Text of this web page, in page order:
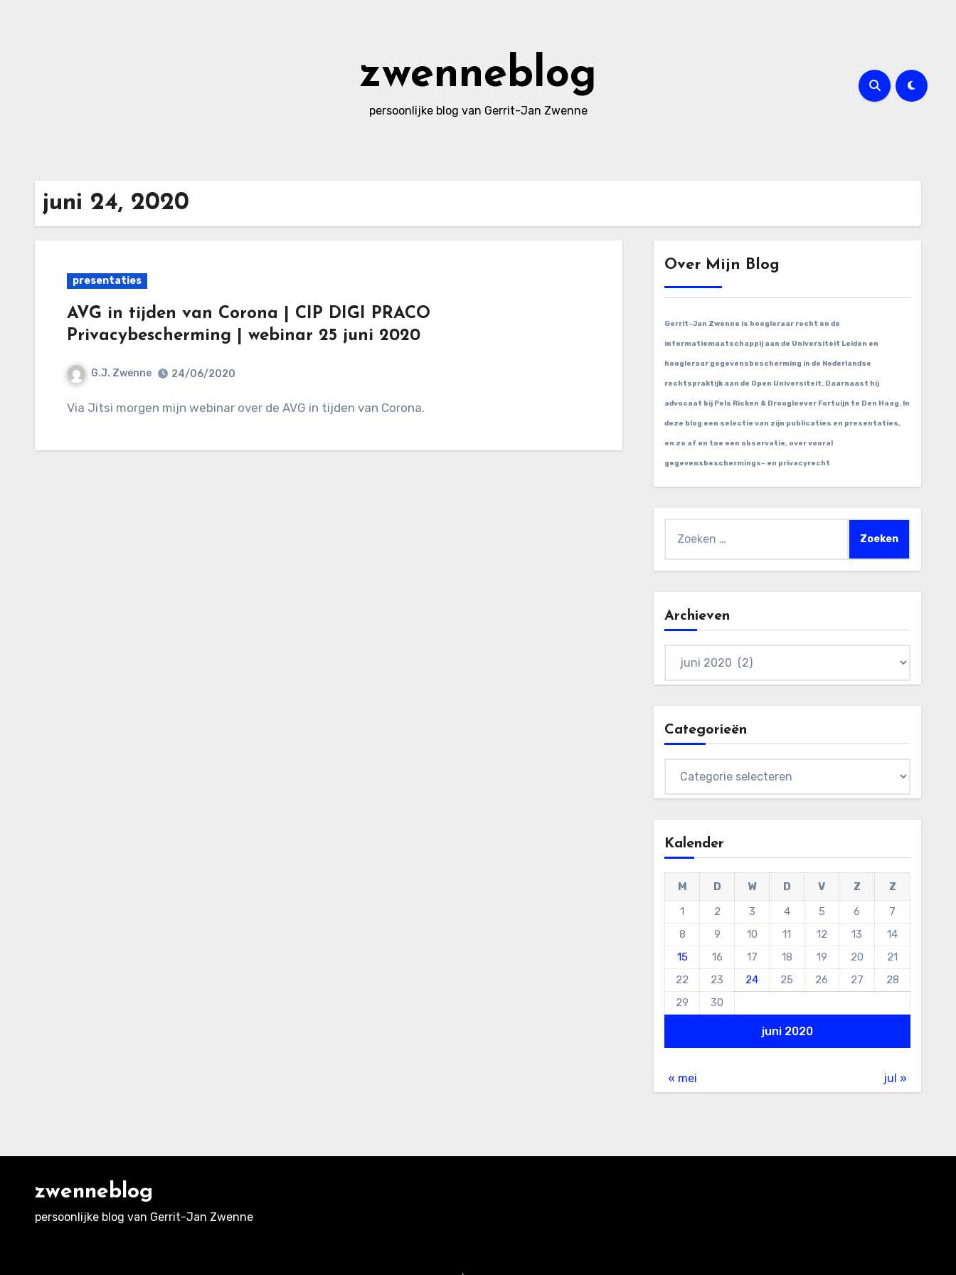
zwenneblog
persoonlijke blog van Gerrit-Jan Zwenne
juni 24, 2020
presentaties
AVG in tijden van Corona | CIP DIGI PRACO
Privacybescherming | webinar 25 juni 2020
G.J. Zwenne 24/06/2020
Via Jitsi morgen mijn webinar over de AVG in tijden van Corona.
Over Mijn Blog
Gerrit-Jan Zwenne is hoogleraar recht en de
informatiemaatschappij aan de Universiteit Leiden en
hoogleraar gegevensbescherming in de Nederlandse
rechtspraktijk aan de Open Universiteit. Daarnaast hij
advocaat bij Pels Ricken & Droogleever Fortuijn te Den Haag. In
deze blog een selectie van zijn publicaties en presentaties,
en zo af en toe een observatie, over vooral
gegevensbeschermings- en privacyrecht
naar:
Archieven
Categorieën
Kalender
juni 2020
M D W D V Z
Z
1
2 3 4 5 6
7
8
9 10 11 12 13
14
15
16 17 18 19 20
21
22
23 24 25 26 27
28
29
30
« mei jul »
zwenneblog
persoonlijke blog van Gerrit-Jan Zwenne